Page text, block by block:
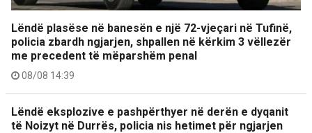
Lëndë plasëse në banesën e një 72-vjeçari në Tufinë,
policia zbardh ngjarjen, shpallen në kërkim 3 vëllezër
me precedent të mëparshëm penal
08/08 14:39
Lëndë eksplozive e pashpërthyer në derën e dyqanit
të Noizyt në Durrës, policia nis hetimet për ngjarjen